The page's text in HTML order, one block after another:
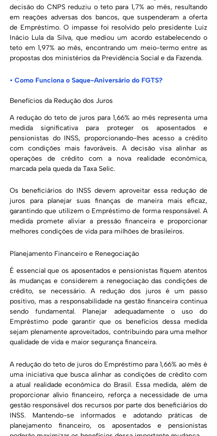
decisão do CNPS reduziu o teto para 1,7% ao mês, resultando
em reações adversas dos bancos, que suspenderam a oferta
de Empréstimo. O impasse foi resolvido pelo presidente Luiz
Inácio Lula da Silva, que mediou um acordo estabelecendo o
teto em 1,97% ao mês, encontrando um meio-termo entre as
propostas dos ministérios da Previdência Social e da Fazenda.
• Como Funciona o Saque-Aniversário do FGTS?
Benefícios da Redução dos Juros
A redução do teto de juros para 1,66% ao mês representa uma
medida significativa para proteger os aposentados e
pensionistas do INSS, proporcionando-lhes acesso a crédito
com condições mais favoráveis. A decisão visa alinhar as
operações de crédito com a nova realidade econômica,
marcada pela queda da Taxa Selic.
Os beneficiários do INSS devem aproveitar essa redução de
juros para planejar suas finanças de maneira mais eficaz,
garantindo que utilizem o Empréstimo de forma responsável. A
medida promete aliviar a pressão financeira e proporcionar
melhores condições de vida para milhões de brasileiros.
Planejamento Financeiro e Renegociação
É essencial que os aposentados e pensionistas fiquem atentos
às mudanças e considerem a renegociação das condições de
crédito, se necessário. A redução dos juros é um passo
positivo, mas a responsabilidade na gestão financeira continua
sendo fundamental. Planejar adequadamente o uso do
Empréstimo pode garantir que os benefícios dessa medida
sejam plenamente aproveitados, contribuindo para uma melhor
qualidade de vida e maior segurança financeira.
A redução do teto de juros do Empréstimo para 1,66% ao mês é
uma iniciativa que busca alinhar as condições de crédito com
a atual realidade econômica do Brasil. Essa medida, além de
proporcionar alívio financeiro, reforça a necessidade de uma
gestão responsável dos recursos por parte dos beneficiários do
INSS. Mantendo-se informados e adotando práticas de
planejamento financeiro, os aposentados e pensionistas